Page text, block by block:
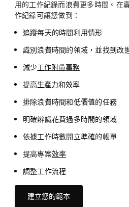
用的工作紀錄而浪費更多時間。在
作紀錄可讓您做到：
追蹤每天的時間利用情形
識別浪費時間的領域，並找到改
減少工作附帶事務
提高生產力和效率
排除浪費時間和低價值的任務
明確辨識花費過多時間的領域
依據工作時數開立準確的帳單
提高專案效率
調整工作流程
建立您的範本